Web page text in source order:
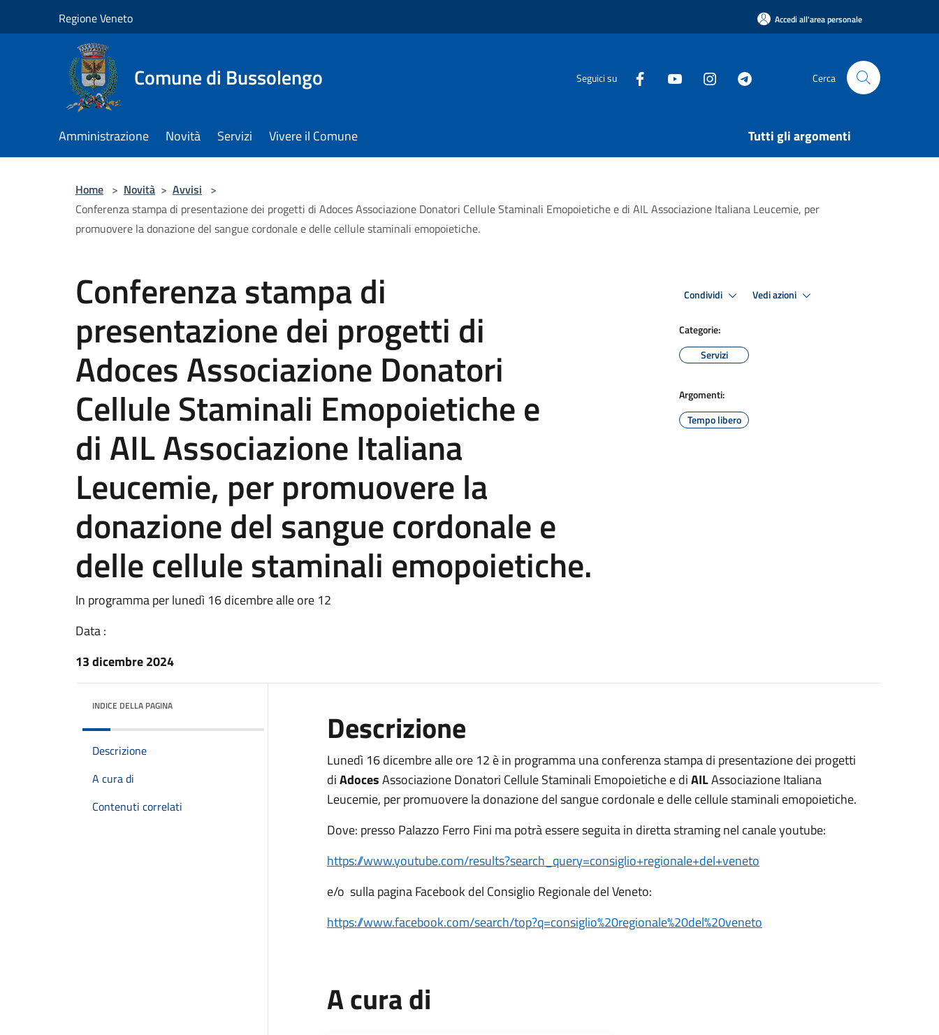
Regione Veneto Accedi all'area personale
Comune di Bussolengo Seguici su Cerca
Amministrazione Novità Servizi Vivere il Comune Tutti gli argomenti
Home > Novità > Avvisi >
Conferenza stampa di presentazione dei progetti di Adoces Associazione Donatori Cellule Staminali Emopoietiche e di AIL Associazione Italiana Leucemie, per
promuovere la donazione del sangue cordonale e delle cellule staminali emopoietiche.
Conferenza stampa di
presentazione dei progetti di
Adoces Associazione Donatori
Cellule Staminali Emopoietiche e
di AIL Associazione Italiana
Leucemie, per promuovere la
donazione del sangue cordonale e
delle cellule staminali emopoietiche.
In programma per lunedì 16 dicembre alle ore 12
Data :
13 dicembre 2024
Condividi Vedi azioni
Categorie:
Servizi
Argomenti:
Tempo libero
INDICE DELLA PAGINA
Descrizione
A cura di
Contenuti correlati
Descrizione
Lunedì 16 dicembre alle ore 12 è in programma una conferenza stampa di presentazione dei progetti
diAdocesAssociazione Donatori Cellule Staminali Emopoietiche e diAILAssociazione Italiana
Leucemie, per promuovere la donazione del sangue cordonale e delle cellule staminali emopoietiche.
Dove: presso Palazzo Ferro Fini ma potrà essere seguita in diretta straming nel canale youtube:
https://www.youtube.com/results?search_query=consiglio+regionale+del+veneto
e/o sulla pagina Facebook del Consiglio Regionale del Veneto:
https://www.facebook.com/search/top?q=consiglio%20regionale%20del%20veneto
A cura di